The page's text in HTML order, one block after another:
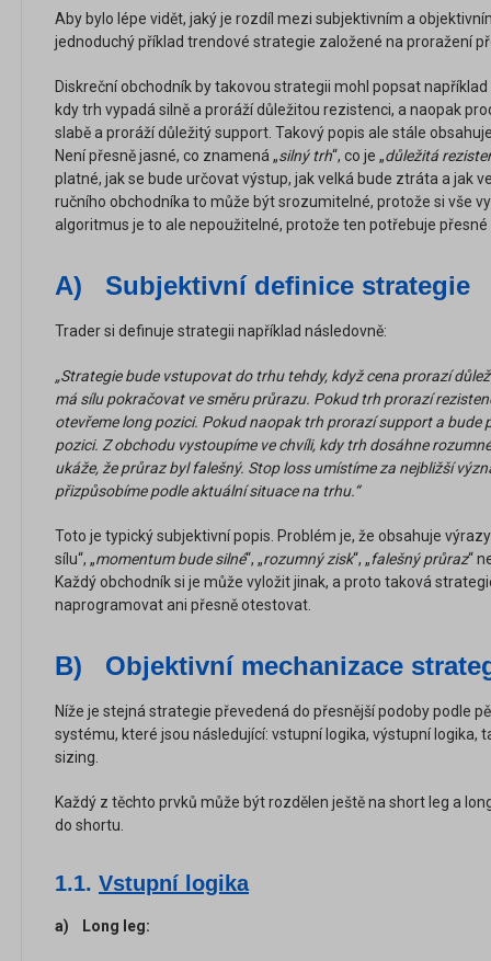
Aby bylo lépe vidět, jaký je rozdíl mezi subjektivním a
jednoduchý příklad trendové strategie založené na proražení
Diskreční obchodník by takovou strategii mohl popsat
kdy trh vypadá silně a proráží důležitou rezistenci, a naopak
slabě a proráží důležitý support. Takový popis ale stále
Není přesně jasné, co znamená „silný trh“, co je „důležitá
platné, jak se bude určovat výstup, jak velká bude ztráta a jak
ručního obchodníka to může být srozumitelné, protože si vše
algoritmus je to ale nepoužitelné, protože ten potřebuje přesné
A) Subjektivní definice strategie
Trader si definuje strategii například následovně:
„Strategie bude vstupovat do trhu tehdy, když cena prorazí
má sílu pokračovat ve směru průrazu. Pokud trh prorazí
otevřeme long pozici. Pokud naopak trh prorazí support a bude
pozici. Z obchodu vystoupíme ve chvíli, kdy trh dosáhne
ukáže, že průraz byl falešný. Stop loss umístíme za nejbližší
přizpůsobíme podle aktuální situace na trhu.“
Toto je typický subjektivní popis. Problém je, že obsahuje
sílu“, „momentum bude silné“, „rozumný zisk“, „falešný průraz“
Každý obchodník si je může vyložit jinak, a proto taková
naprogramovat ani přesně otestovat.
B) Objektivní mechanizace
Níže je stejná strategie převedená do přesnější podoby podle
systému, které jsou následující: vstupní logika, výstupní logika,
sizing.
Každý z těchto prvků může být rozdělen ještě na short leg a
do shortu.
1.1. Vstupní logika
a) Long leg: